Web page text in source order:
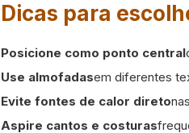
Dicas para
Posicione como ponto central
Use almofadasem diferentes
Evite fontes de calor direto
Aspire cantos e costuras